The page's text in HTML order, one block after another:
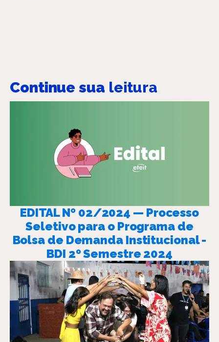
Continue sua leitura
EDITAL Nº 02/2024 — Processo
Seletivo para o Programa de
Bolsa de Demanda Institucional -
BDI 2º Semestre 2024